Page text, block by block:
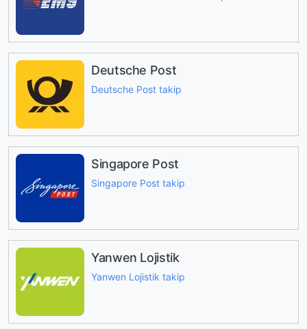
Deutsche Post
Deutsche Post takip
Singapore Post
Singapore Post takip
Yanwen Lojistik
Yanwen Lojistik takip